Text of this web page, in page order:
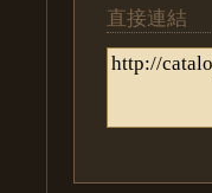
直接連結